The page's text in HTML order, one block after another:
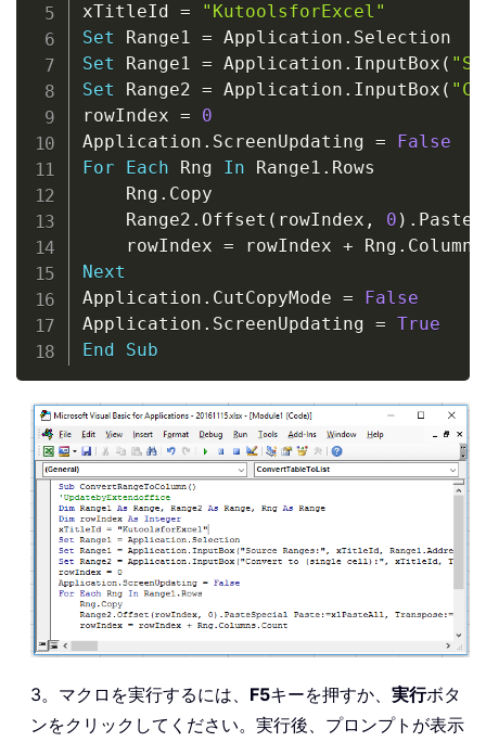
xTitleId =
"KutoolsforExcel"
Set Range1 = Application .
Set Range1 = Application . InputBox (
Set Range2 = Application . InputBox (
rowIndex =
0
Application . ScreenUpdating =
False
For
Each Rng In Range1 . Rows
    Rng
. Copy
    Range2
. Offset ( rowIndex , 0 ) .
    rowIndex
= rowIndex + Rng . Columns
Next
Application . CutCopyMode =
False
Application . ScreenUpdating = True
End
Sub
3。マクロを実行するには、 F5キーを押すか、 実行ボタ
ンをクリックしてください。実行後、プロンプトが表示